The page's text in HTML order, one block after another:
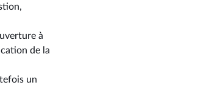
à
de la
un